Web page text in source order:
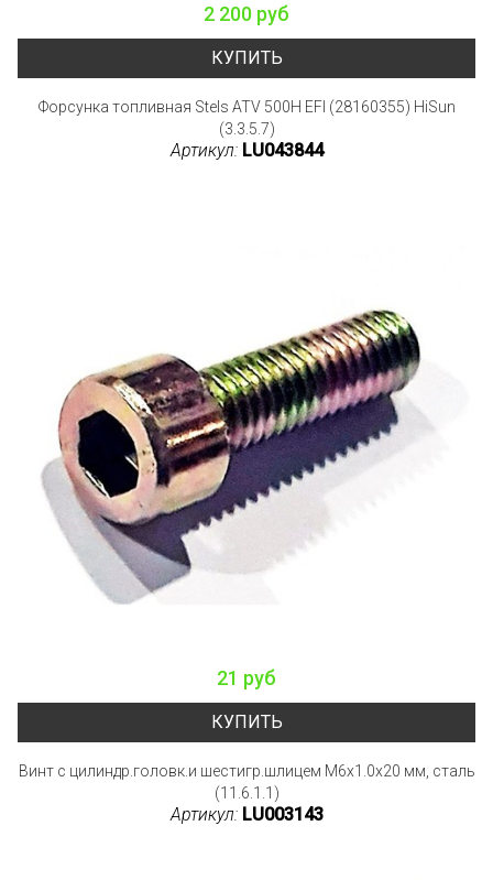
2 200 руб
КУПИТЬ
Форсунка топливная Stels ATV 500H EFI (28160355) HiSun
(3.3.5.7)
Артикул: LU043844
21 руб
КУПИТЬ
Винт с цилиндр.головк.и шестигр.шлицем M6x1.0x20 мм, сталь
(11.6.1.1)
Артикул: LU003143